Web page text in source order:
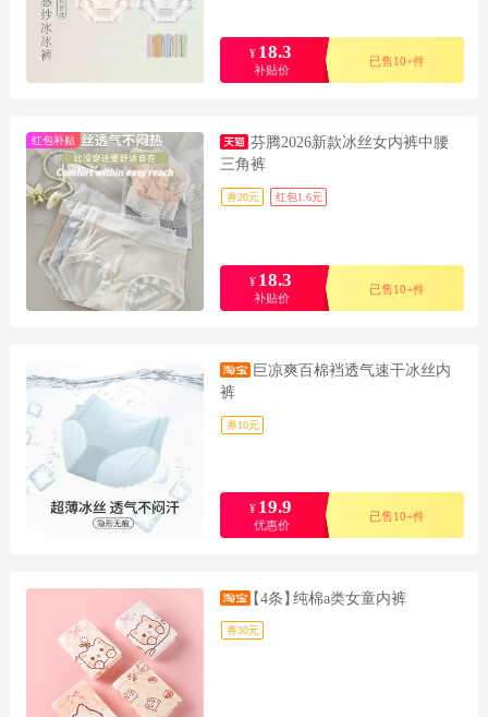
¥ 18.3
补贴价
已售10+件
红包补贴
芬腾2026新款冰丝女内裤中腰
三角裤
券20元 红包1.6元
¥ 18.3
补贴价
已售10+件
巨凉爽百棉裆透气速干冰丝内
裤
券10元
¥ 19.9
优惠价
已售10+件
【4条】纯棉a类女童内裤
券30元